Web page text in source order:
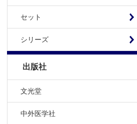
セット
シリーズ
出版社
文光堂
中外医学社